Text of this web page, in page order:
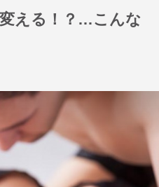
える！？…こんな